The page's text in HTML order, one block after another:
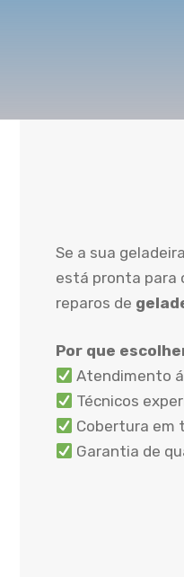
Se a sua
está pronta para
reparos de
Por que
Atendimento
Técnicos
Cobertura em
Garantia de